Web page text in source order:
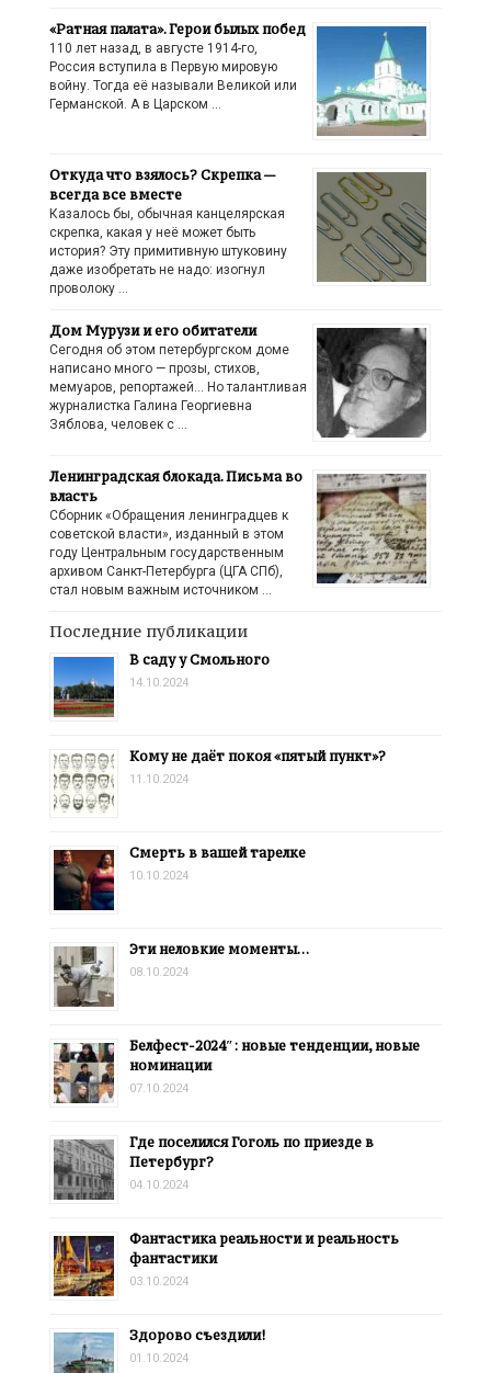
«Ратная палата». Герои былых побед
110 лет назад, в августе 1914-го,
Россия вступила в Первую мировую
войну. Тогда её называли Великой или
Германской. А в Царском …
Откуда что взялось? Скрепка —
всегда все вместе
Казалось бы, обычная канцелярская
скрепка, какая у неё может быть
история? Эту примитивную штуковину
даже изобретать не надо: изогнул
проволоку …
Дом Мурузи и его обитатели
Сегодня об этом петербургском доме
написано много — прозы, стихов,
мемуаров, репортажей… Но талантливая
журналистка Галина Георгиевна
Зяблова, человек с …
Ленинградская блокада. Письма во
власть
Сборник «Обращения ленинградцев к
советской власти», изданный в этом
году Центральным государственным
архивом Санкт-Петербурга (ЦГА СПб),
стал новым важным источником …
Последние публикации
В саду у Смольного
14.10.2024
Кому не даёт покоя «пятый пункт»?
11.10.2024
Смерть в вашей тарелке
10.10.2024
Эти неловкие моменты…
08.10.2024
Белфест-2024″: новые тенденции, новые
номинации
07.10.2024
Где поселился Гоголь по приезде в
Петербург?
04.10.2024
Фантастика реальности и реальность
фантастики
03.10.2024
Здорово съездили!
01.10.2024